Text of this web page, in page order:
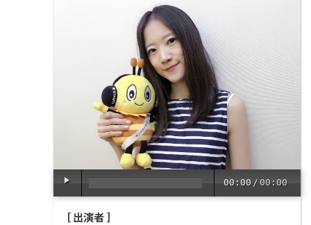
00:00 /00:00
［ 出演者 ］